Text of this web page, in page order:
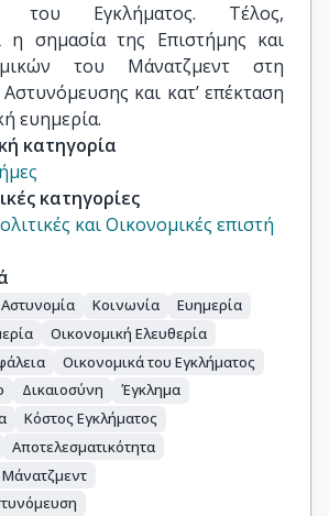
Εγκλήματος. Τέλος,
η σημασία της Επιστήμης και
του Μάνατζμεντ στη
και κατ’ επέκταση
ευημερία.
κατηγορία
κατηγορίες
και Οικονομικές επιστή
Αστυνομία Κοινωνία
Ευημερία
Οικονομική Ελευθερία
Οικονομικά του Εγκλήματος
Δικαιοσύνη
Έγκλημα
Κόστος Εγκλήματος
Αποτελεσματικότητα